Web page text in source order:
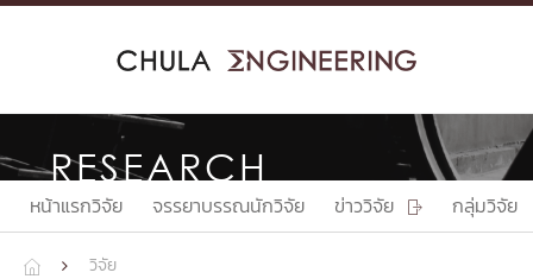
Skip
RESEARCH
หน้าแรกวิจัย จรรยาบรรณนักวิจัย ข่าววิจัย  กลุ่มวิจัย
  วิจัย